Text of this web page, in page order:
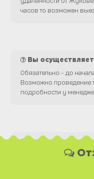
часов то возможен
Вы
Обязательно - до
Возможно проведение
подробности у
Какая у Вас
Вы можете оплатить